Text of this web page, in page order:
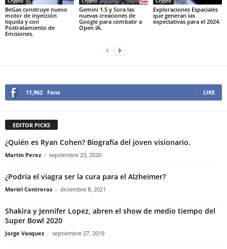
BeGas construye nuevo
motor de inyección
liquida y con
Postratamiento de
Emisiones.
Gemini 1.5 y Sora las
nuevas creaciones de
Google para combatir a
Open IA.
Exploraciones Espaciales
que generan las
expectativas para el 2024.
11,962 Fans LIKE
EDITOR PICKS
¿Quién es Ryan Cohen? Biografía del joven visionario.
Martin Perez - septiembre 23, 2020
¿Podría el viagra ser la cura para el Alzheimer?
Mariel Contreras - diciembre 8, 2021
Shakira y Jennifer Lopez, abren el show de medio tiempo del
Super Bowl 2020
Jorge Vasquez - septiembre 27, 2019